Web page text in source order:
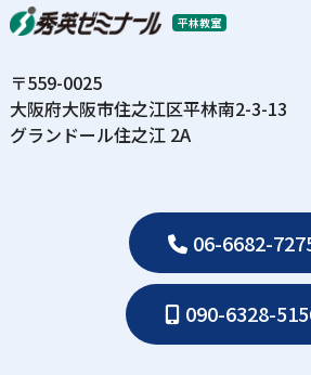
平林教室
〒559-0025
⼤阪府⼤阪市住之江区平林南2-3-13
グランドール住之江 2A
06-6682-
090-6328-